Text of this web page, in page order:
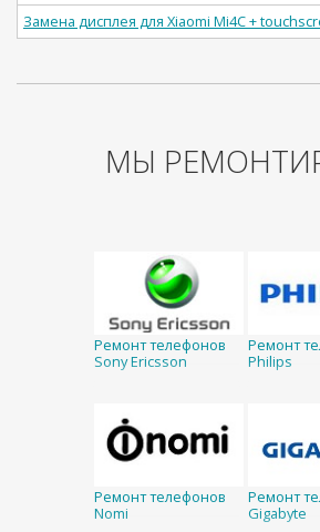
Замена дисплея для Xiaomi Mi4C +
МЫ
Ремонт телефонов
Sony Ericsson
Ремонт
Philips
Ремонт телефонов
Nomi
Ремонт
Gigabyte